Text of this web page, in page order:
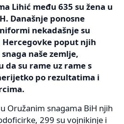
Lihić među 635 su žena u
Današnje ponosne
nekadašnje su
Hercegovke poput njih
naše zemlje,
da su rame uz rame s
po rezultatima i
Oružanim snagama BiH njih
299 su vojnikinje i